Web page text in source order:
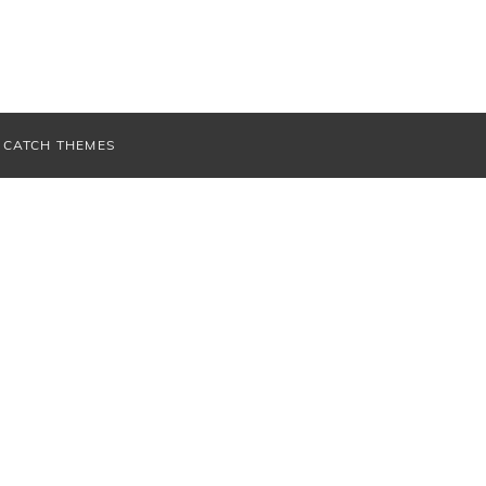
CATCH THEMES